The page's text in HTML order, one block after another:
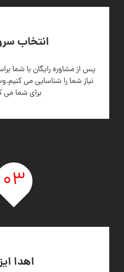
انتخاب
پس از مشاوره رایگان با شما
نیاز شما را شناسایی می
برای شما می
03
اهدا